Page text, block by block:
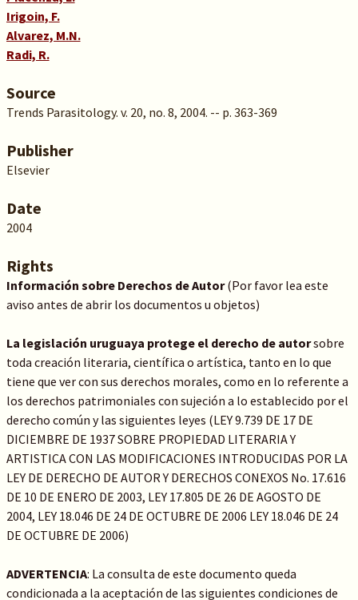
Irigoin, F.
Alvarez, M.N.
Radi, R.
Source
Trends Parasitology. v. 20, no. 8, 2004. -- p. 363-369
Publisher
Elsevier
Date
2004
Rights
Información sobre Derechos de Autor (Por favor lea este
aviso antes de abrir los documentos u objetos)
La legislación uruguaya protege el derecho de autorsobre
toda creación literaria, científica o artística, tanto en lo que
tiene que ver con sus derechos morales, como en lo referente a
los derechos patrimoniales con sujeción a lo establecido por el
derecho común y las siguientes leyes (LEY 9.739 DE 17 DE
DICIEMBRE DE 1937 SOBRE PROPIEDAD LITERARIA Y
ARTISTICA CON LAS MODIFICACIONES INTRODUCIDAS POR LA
LEY DE DERECHO DE AUTOR Y DERECHOS CONEXOS No. 17.616
DE 10 DE ENERO DE 2003, LEY 17.805 DE 26 DE AGOSTO DE
2004, LEY 18.046 DE 24 DE OCTUBRE DE 2006 LEY 18.046 DE 24
DE OCTUBRE DE 2006)
ADVERTENCIA: La consulta de este documento queda
condicionada a la aceptación de las siguientes condiciones de